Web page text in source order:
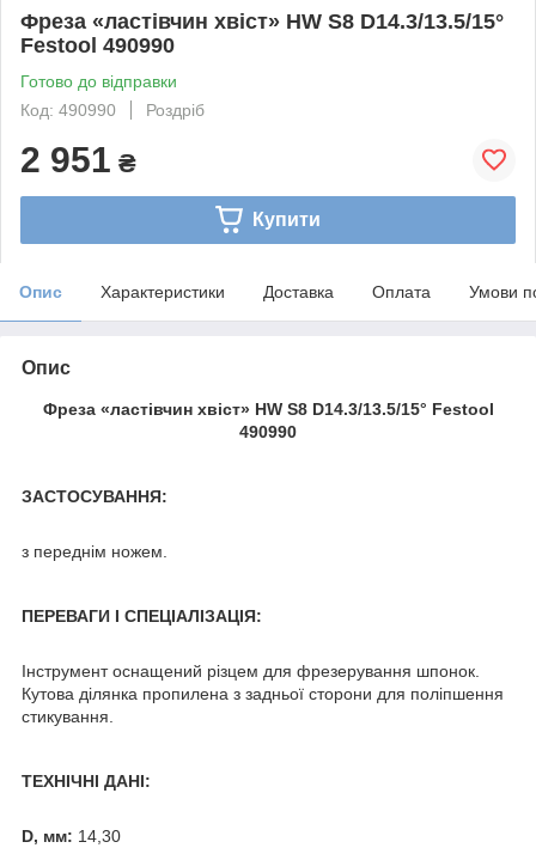
Фреза «ластівчин хвіст» HW S8 D14.3/13.5/15°
Festool 490990
Готово до відправки
Код: 490990
Роздріб
2 951 ₴
Купити
Опис Характеристики Доставка Оплата Умови
Опис
Фреза «ластівчин хвіст» HW S8 D14.3/13.5/15° Festool
490990
ЗАСТОСУВАННЯ:
з переднім ножем.
ПЕРЕВАГИ І СПЕЦІАЛІЗАЦІЯ:
Інструмент оснащений різцем для фрезерування шпонок.
Кутова ділянка пропилена з задньої сторони для поліпшення
стикування.
ТЕХНІЧНІ ДАНІ:
D, мм: 14,30